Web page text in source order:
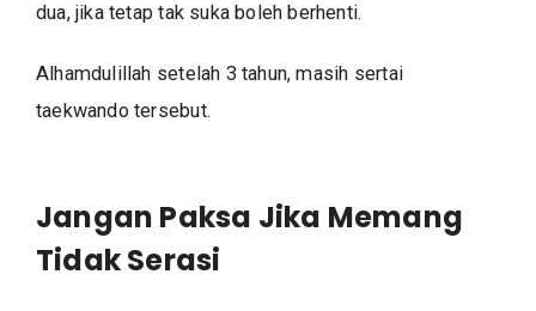
dua, jika tetap tak suka boleh berhenti.
Alhamdulillah setelah 3 tahun, masih sertai
taekwando tersebut.
Jangan Paksa Jika Memang
Tidak Serasi